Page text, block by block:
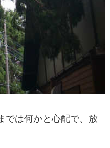
では何かと心配で、放